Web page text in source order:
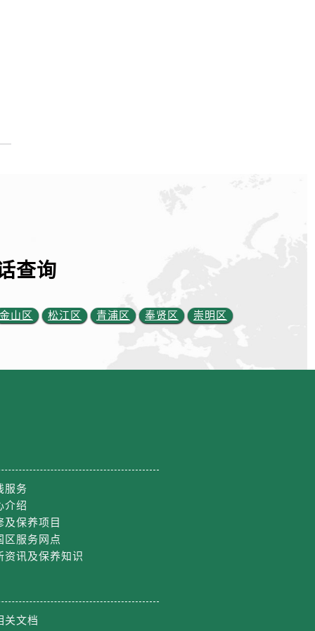
查询
金山区 松江区 青浦区 奉贤区 崇明区
服务
介绍
及保养项目
区服务网点
资讯及保养知识
关文档